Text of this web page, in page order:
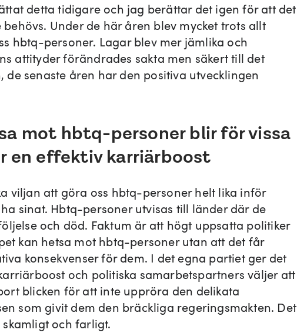
detta tidigare och jag berättar det igen för att det
Under de här åren blev mycket trots allt
hbtq-personer. Lagar blev mer jämlika och
attityder förändrades sakta men säkert till det
de senaste åren har den positiva utvecklingen
mot hbtq-personer blir för vissa
en effektiv karriärboost
viljan att göra oss hbtq-personer helt lika inför
sinat. Hbtq-personer utvisas till länder där de
och död. Faktum är att högt uppsatta politiker
kan hetsa mot hbtq-personer utan att det får
konsekvenser för dem. I det egna partiet ger det
och politiska samarbetspartners väljer att
blicken för att inte uppröra den delikata
som givit dem den bräckliga regeringsmakten. Det
och farligt.